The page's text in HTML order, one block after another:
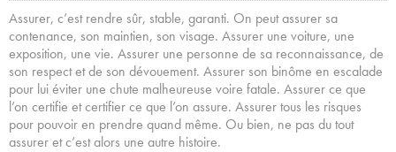
Assurer, c’est rendre sûr, stable, garanti. On peut assurer sa
contenance, son maintien, son visage. Assurer une voiture, une
exposition, une vie. Assurer une personne de sa reconnaissance, de
son respect et de son dévouement. Assurer son binôme en escalade
pour lui éviter une chute malheureuse voire fatale. Assurer ce que
l’on certifie et certifier ce que l’on assure. Assurer tous les risques
pour pouvoir en prendre quand même. Ou bien, ne pas du tout
assurer et c’est alors une autre histoire.